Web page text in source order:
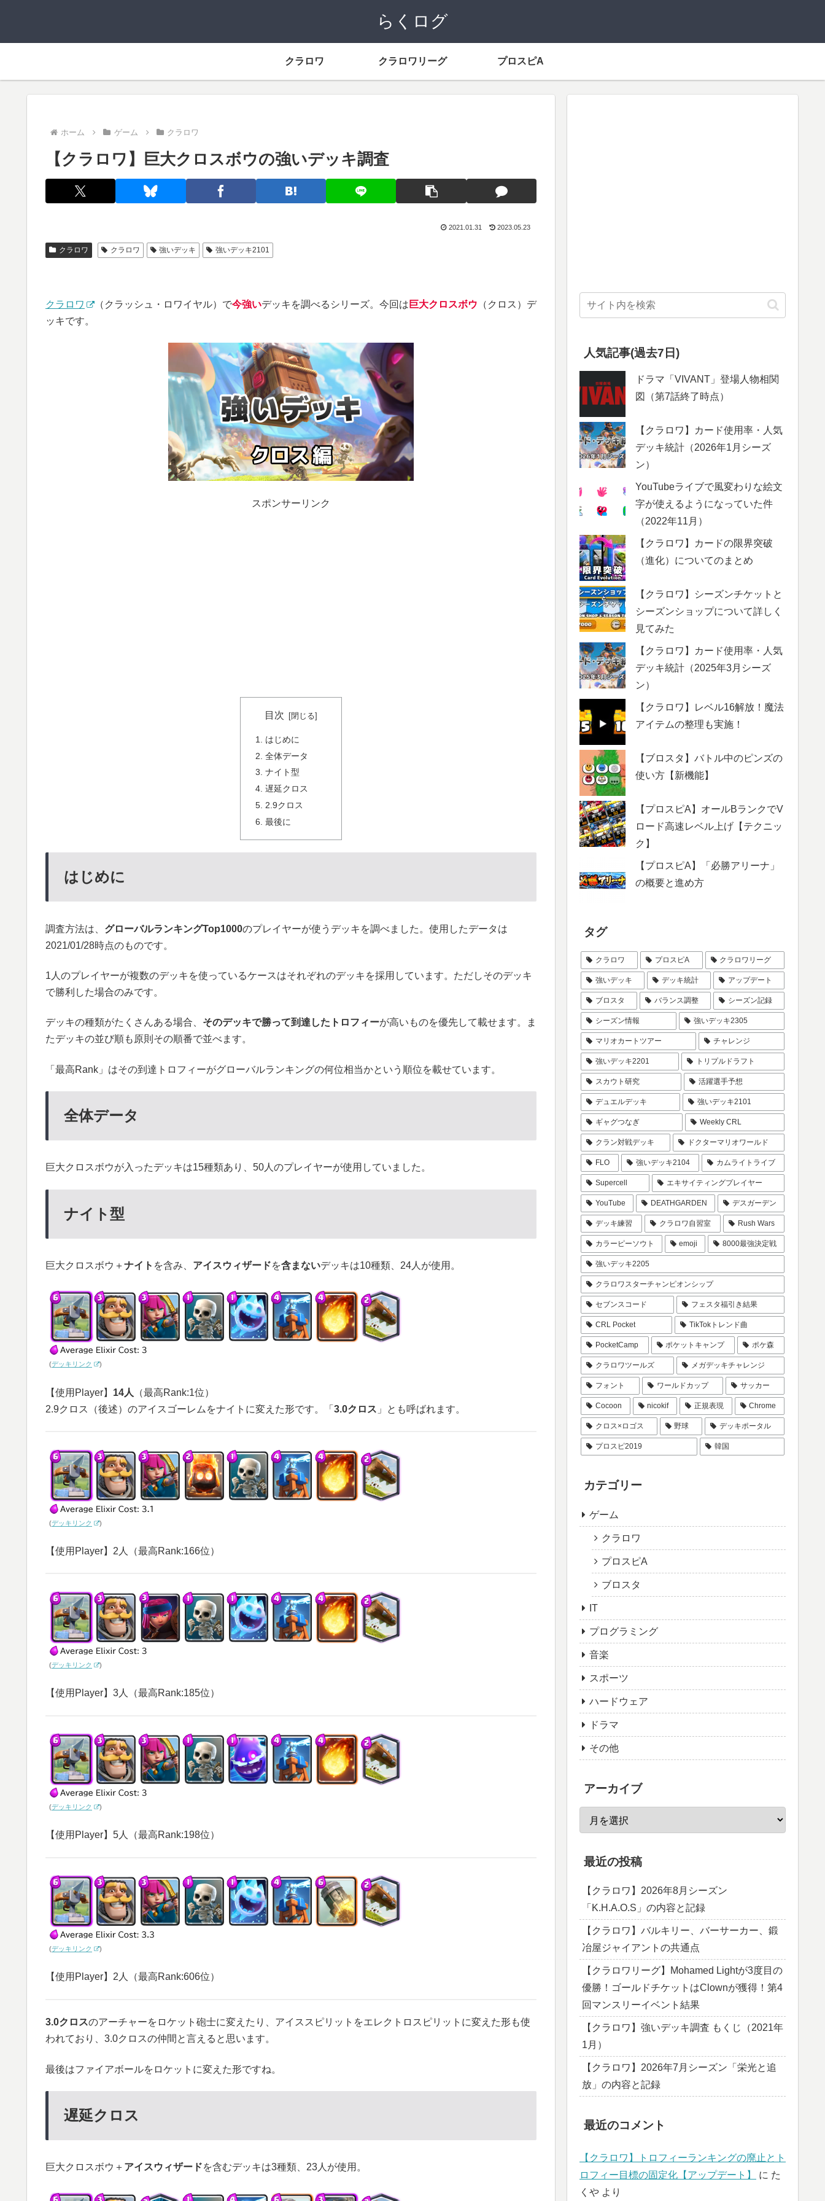
らくログ
クラロワ クラロワリーグ プロスピA
ホーム ゲーム クラロワ
【クラロワ】巨大クロスボウの強いデッキ調査
2021.01.31 2023.05.23
クラロワ クラロワ 強いデッキ 強いデッキ2101
クラロワ （クラッシュ・ロワイヤル）で今強いデッキを調べるシリーズ。今回は 巨大クロスボウ （クロス）デ
ッキです。
スポンサーリンク
目次
はじめに
全体データ
ナイト型
遅延クロス
2.9クロス
最後に
はじめに
調査方法は、 グローバルランキングTop1000のプレイヤーが使うデッキを調べました。使用したデータは
2021/01/28時点のものです。
1人のプレイヤーが複数のデッキを使っているケースはそれぞれのデッキを採用しています。ただしそのデッキ
で勝利した場合のみです。
デッキの種類がたくさんある場合、 そのデッキで勝って到達したトロフィーが高いものを優先して載せます。ま
たデッキの並び順も原則その順番で並べます。
「最高Rank」はその到達トロフィーがグローバルランキングの何位相当かという順位を載せています。
全体データ
巨大クロスボウが入ったデッキは15種類あり、50人のプレイヤーが使用していました。
ナイト型
巨大クロスボウ＋ナイト を含み、 アイスウィザードを含まないデッキは10種類、24人が使用。
(デッキリンク )
【使用Player】 14人
（最高Rank:1位）
2.9クロス（後述）のアイスゴーレムをナイトに変えた形です。「 3.0クロス 」とも呼ばれます。
(デッキリンク )
【使用Player】2人（最高Rank:166位）
(デッキリンク )
【使用Player】3人（最高Rank:185位）
(デッキリンク )
【使用Player】5人（最高Rank:198位）
(デッキリンク )
【使用Player】2人（最高Rank:606位）
3.0クロスのアーチャーをロケット砲士に変えたり、アイススピリットをエレクトロスピリットに変えた形も使
われており、3.0クロスの仲間と言えると思います。
最後はファイアボールをロケットに変えた形ですね。
遅延クロス
巨大クロスボウ＋ アイスウィザードを含むデッキは3種類、23人が使用。
人気記事(過去7日)
ドラマ「VIVANT」登場人物相関
図（第7話終了時点）
【クラロワ】カード使用率・人気
デッキ統計（2026年1月シーズ
ン）
YouTubeライブで風変わりな絵文
字が使えるようになっていた件
（2022年11月）
【クラロワ】カードの限界突破
（進化）についてのまとめ
【クラロワ】シーズンチケットと
シーズンショップについて詳しく
見てみた
【クラロワ】カード使用率・人気
デッキ統計（2025年3月シーズ
ン）
【クラロワ】レベル16解放！魔法
アイテムの整理も実施！
【ブロスタ】バトル中のピンズの
使い方【新機能】
【プロスピA】オールBランクでV
ロード高速レベル上げ【テクニッ
ク】
【プロスピA】「必勝アリーナ」
の概要と進め方
タグ
クラロワ プロスピA クラロワリーグ
強いデッキ デッキ統計 アップデート
ブロスタ バランス調整 シーズン記録
シーズン情報 強いデッキ2305
マリオカートツアー チャレンジ
強いデッキ2201 トリプルドラフト
スカウト研究 活躍選手予想
デュエルデッキ 強いデッキ2101
ギャグつなぎ Weekly CRL
クラン対戦デッキ ドクターマリオワールド
FLO 強いデッキ2104 カムライトライブ
Supercell エキサイティングプレイヤー
YouTube DEATHGARDEN デスガーデン
デッキ練習 クラロワ自習室 Rush Wars
カラーピーソウト emoji 8000最強決定戦
強いデッキ2205
クラロワスターチャンピオンシップ
セブンスコード フェスタ福引き結果
CRL Pocket TikTokトレンド曲
PocketCamp ポケットキャンプ ポケ森
クラロワツールズ メガデッキチャレンジ
フォント ワールドカップ サッカー
Cocoon nicokif 正規表現 Chrome
クロス×ロゴス 野球 デッキポータル
プロスピ2019 韓国
カテゴリー
ゲーム
クラロワ
プロスピA
ブロスタ
IT
プログラミング
音楽
スポーツ
ハードウェア
ドラマ
その他
アーカイブ
最近の投稿
【クラロワ】2026年8月シーズン
「K.H.A.O.S」の内容と記録
【クラロワ】バルキリー、バーサーカー、鍛
冶屋ジャイアントの共通点
【クラロワリーグ】Mohamed Lightが3度目の
優勝！ゴールドチケットはClownが獲得！第4
回マンスリーイベント結果
【クラロワ】強いデッキ調査 もくじ（2021年
1月）
【クラロワ】2026年7月シーズン「栄光と追
放」の内容と記録
最近のコメント
【クラロワ】トロフィーランキングの廃止とト
ロフィー目標の固定化【アップデート】
に た
くや より